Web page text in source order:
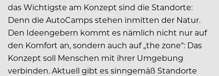
das Wichtigste am Konzept sind die Standorte:
Denn die AutoCamps stehen inmitten der Natur.
Den Ideengebern kommt es nämlich nicht nur auf
den Komfort an, sondern auch auf „the zone“: Das
Konzept soll Menschen mit ihrer Umgebung
verbinden. Aktuell gibt es sinngemäß Standorte